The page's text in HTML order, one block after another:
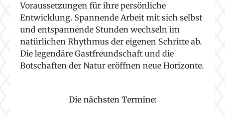
Voraussetzungen für ihre persönliche
Entwicklung. Spannende Arbeit mit sich selbst
und entspannende Stunden wechseln im
natürlichen Rhythmus der eigenen Schritte ab.
Die legendäre Gastfreundschaft und die
Botschaften der Natur eröffnen neue Horizonte.
Die nächsten Termine: